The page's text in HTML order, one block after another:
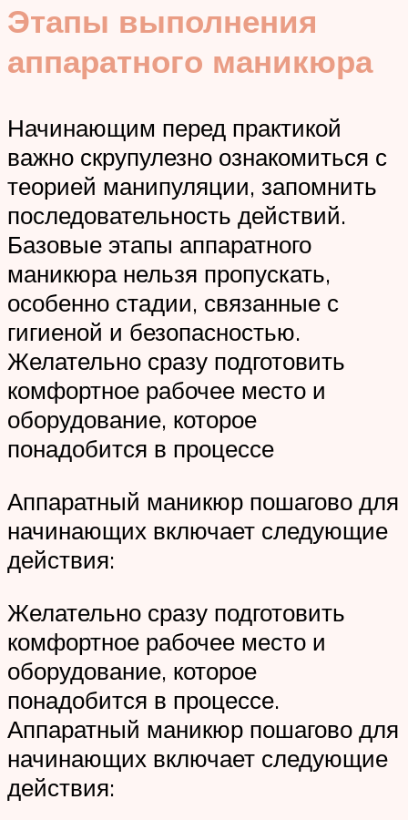
Этапы выполнения
аппаратного маникюра
Начинающим перед практикой
важно скрупулезно ознакомиться с
теорией манипуляции, запомнить
последовательность действий.
Базовые этапы аппаратного
маникюра нельзя пропускать,
особенно стадии, связанные с
гигиеной и безопасностью.
Желательно сразу подготовить
комфортное рабочее место и
оборудование, которое
понадобится в процессе
Аппаратный маникюр пошагово для
начинающих включает следующие
действия:
Желательно сразу подготовить
комфортное рабочее место и
оборудование, которое
понадобится в процессе.
Аппаратный маникюр пошагово для
начинающих включает следующие
действия: